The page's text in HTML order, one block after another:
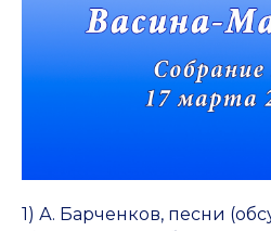
1) А. Барченков, песни